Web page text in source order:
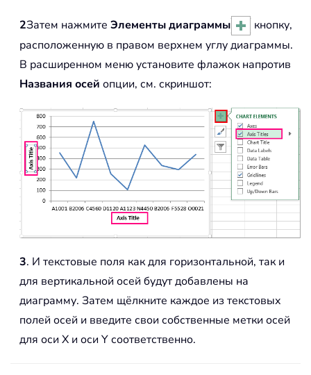
2Затем нажмите Элементы диаграммы
кнопку,
расположенную в правом верхнем углу диаграммы.
В расширенном меню установите флажок напротив
Названия осей опции, см. скриншот:
3. И текстовые поля как для горизонтальной, так и
для вертикальной осей будут добавлены на
диаграмму. Затем щёлкните каждое из текстовых
полей осей и введите свои собственные метки осей
для оси X и оси Y соответственно.